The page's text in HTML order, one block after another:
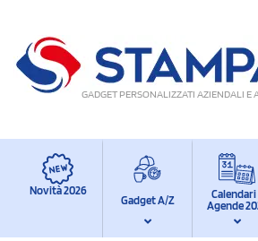
GADGET PERSONALIZZATI AZIENDALI E
Novità 2026
Gadget A/Z
Calendari
Agende